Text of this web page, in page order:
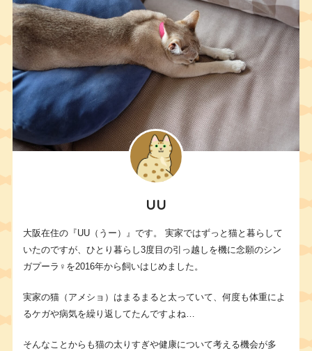
UU
大阪在住の『UU（うー）』です。 実家ではずっと猫と暮らして
いたのですが、ひとり暮らし3度目の引っ越しを機に念願のシン
ガプーラ♀を2016年から飼いはじめました。
実家の猫（アメショ）はまるまると太っていて、何度も体重によ
るケガや病気を繰り返してたんですよね…
そんなことからも猫の太りすぎや健康について考える機会が多